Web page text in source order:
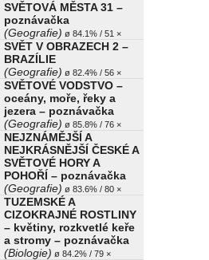
SVĚTOVÁ MĚSTA 31 –
poznávačka
(Geografie) ø 84.1% / 51 ×
SVĚT V OBRAZECH 2 –
BRAZÍLIE
(Geografie) ø 82.4% / 56 ×
SVĚTOVÉ VODSTVO –
oceány, moře, řeky a
jezera – poznávačka
(Geografie) ø 85.8% / 76 ×
NEJZNÁMĚJŠÍ A
NEJKRÁSNĚJŠÍ ČESKÉ A
SVĚTOVÉ HORY A
POHOŘÍ – poznávačka
(Geografie) ø 83.6% / 80 ×
TUZEMSKÉ A
CIZOKRAJNÉ ROSTLINY
– květiny, rozkvetlé keře
a stromy – poznávačka
(Biologie) ø 84.2% / 79 ×